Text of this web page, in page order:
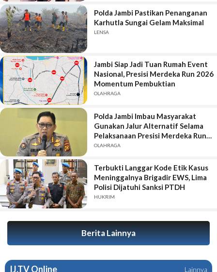
Polda Jambi Pastikan Penanganan
Karhutla Sungai Gelam Maksimal
LENSA
Jambi Siap Jadi Tuan Rumah Event
Nasional, Presisi Merdeka Run 2026
Momentum Pembuktian
OLAHRAGA
Polda Jambi Imbau Masyarakat
Gunakan Jalur Alternatif Selama
Pelaksanaan Presisi Merdeka Run
2026
OLAHRAGA
Terbukti Langgar Kode Etik Kasus
Meninggalnya Brigadir EWS, Lima
Polisi Dijatuhi Sanksi PTDH
HUKRIM
Berita Lainnya
IJ.TV Online Lainnya